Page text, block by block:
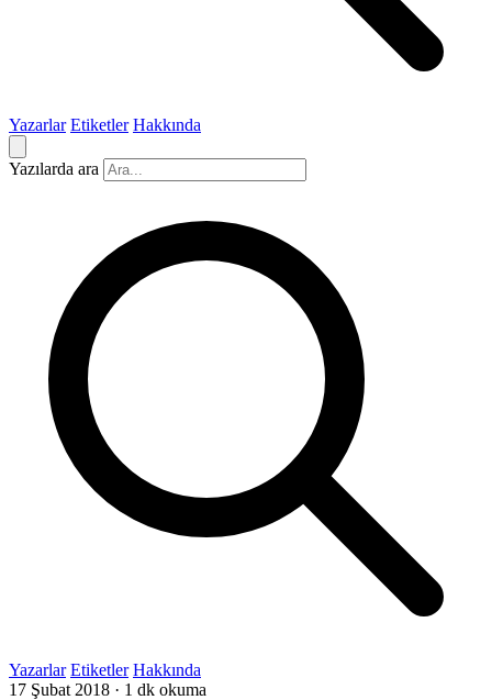
Yazarlar Etiketler Hakkında
Yazılarda ara
Yazarlar Etiketler Hakkında
17 Şubat 2018 · 1 dk okuma